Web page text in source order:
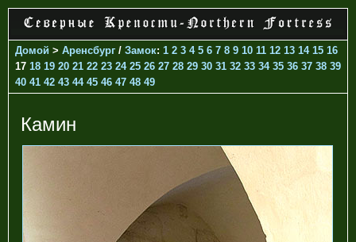
Домой > Аренсбург / Замок: 1 2 3 4 5 6 7 8 9 10 11 12 13 14 15 16
17 18 19 20 21 22 23 24 25 26 27 28 29 30 31 32 33 34 35 36 37 38 39
40 41 42 43 44 45 46 47 48 49
Камин